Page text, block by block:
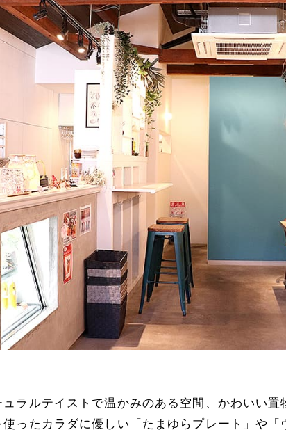
ュラルテイストで温かみのある空間、かわいい
ったカラダに優しい「たまゆらプレート」や